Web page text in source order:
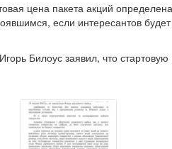
цена пакета акций
если интересантов
Билоус заявил, что